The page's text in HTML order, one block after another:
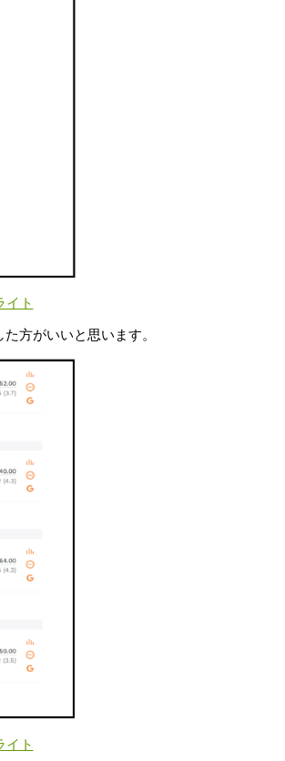
イト
方がいいと思います。
イト